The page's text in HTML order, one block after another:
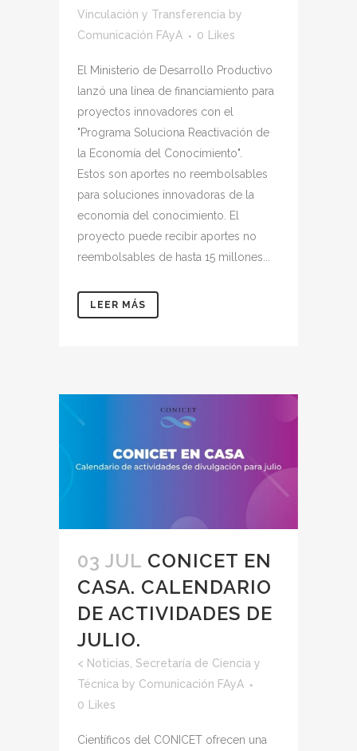
Vinculación y Transferencia by
Comunicación FAyA
0 Likes
El Ministerio de Desarrollo Productivo
lanzó una línea de financiamiento para
proyectos innovadores con el
"Programa Soluciona Reactivación de
la Economía del Conocimiento".
Estos son aportes no reembolsables
para soluciones innovadoras de la
economía del conocimiento. El
proyecto puede recibir aportes no
reembolsables de hasta 15 millones...
LEER MÁS
03 JUL CONICET EN
CASA. CALENDARIO
DE ACTIVIDADES DE
JULIO.
< Noticias Secretaría de Ciencia y
Técnica by Comunicación FAyA
0
Likes
Científicos del CONICET ofrecen una